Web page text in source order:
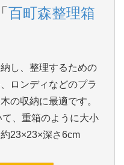
百町森整理箱
し、整理するための
ロンディなどのプラ
の収納に最適です。
、重箱のように大小
23×23×深さ6cm